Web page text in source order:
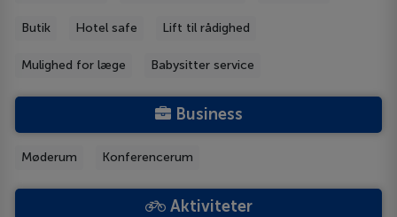
Butik Hotel safe Lift til rådighed
Mulighed for læge Babysitter service
Business
Møderum Konferencerum
Aktiviteter